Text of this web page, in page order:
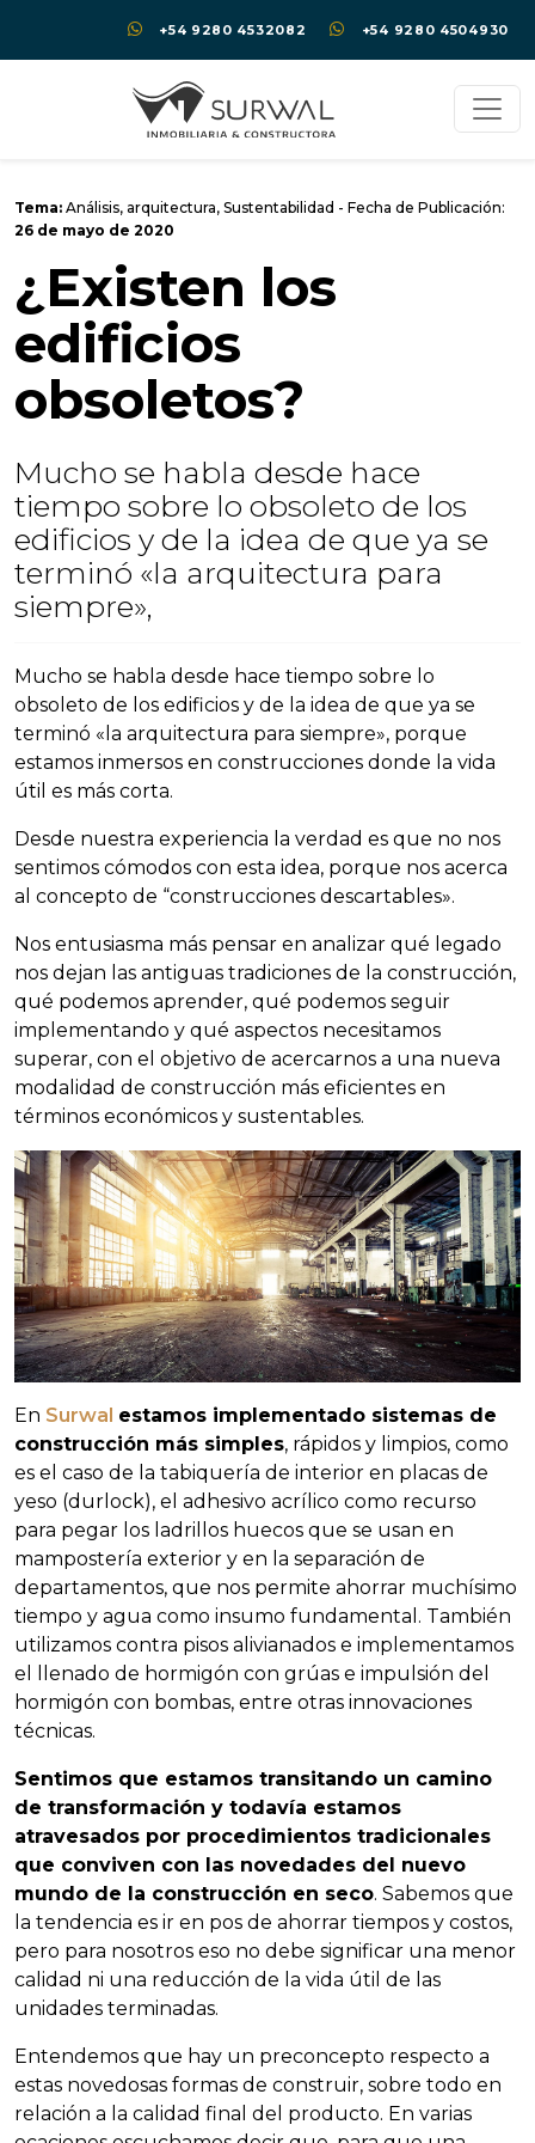
+54 9280 4532082 +54 9280 4504930
Tema: Análisis, arquitectura, Sustentabilidad - Fecha de Publicación:
26 de mayo de 2020
¿Existen los
edificios
obsoletos?
Mucho se habla desde hace
tiempo sobre lo obsoleto de los
edificios y de la idea de que ya se
terminó «la arquitectura para
siempre»,
Mucho se habla desde hace tiempo sobre lo
obsoleto de los edificios y de la idea de que ya se
terminó «la arquitectura para siempre», porque
estamos inmersos en construcciones donde la vida
útil es más corta.
Desde nuestra experiencia la verdad es que no nos
sentimos cómodos con esta idea, porque nos acerca
al concepto de “construcciones descartables».
Nos entusiasma más pensar en analizar qué legado
nos dejan las antiguas tradiciones de la construcción,
qué podemos aprender, qué podemos seguir
implementando y qué aspectos necesitamos
superar, con el objetivo de acercarnos a una nueva
modalidad de construcción más eficientes en
términos económicos y sustentables.
En Surwal estamos implementado sistemas de
construcción más simples, rápidos y limpios, como
es el caso de la tabiquería de interior en placas de
yeso (durlock), el adhesivo acrílico como recurso
para pegar los ladrillos huecos que se usan en
mampostería exterior y en la separación de
departamentos, que nos permite ahorrar muchísimo
tiempo y agua como insumo fundamental. También
utilizamos contra pisos alivianados e implementamos
el llenado de hormigón con grúas e impulsión del
hormigón con bombas, entre otras innovaciones
técnicas.
Sentimos que estamos transitando un camino
de transformación y todavía estamos
atravesados por procedimientos tradicionales
que conviven con las novedades del nuevo
mundo de la construcción en seco. Sabemos que
la tendencia es ir en pos de ahorrar tiempos y costos,
pero para nosotros eso no debe significar una menor
calidad ni una reducción de la vida útil de las
unidades terminadas.
Entendemos que hay un preconcepto respecto a
estas novedosas formas de construir, sobre todo en
relación a la calidad final del producto. En varias